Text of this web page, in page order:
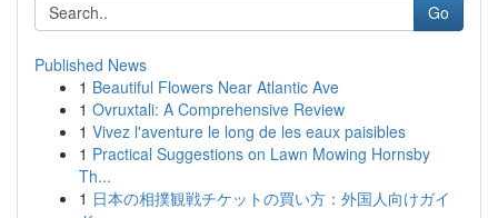
Go
Published News
1 Beautiful Flowers Near Atlantic Ave
1 Ovruxtali: A Comprehensive Review
1 Vivez l'aventure le long de les eaux paisibles
1 Practical Suggestions on Lawn Mowing Hornsby
Th...
1 日本の相撲観戦チケットの買い方：外国人向けガイ